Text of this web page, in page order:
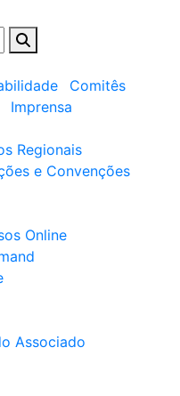
Comitês
Imprensa
Regionais
e Convenções
Online
Associado